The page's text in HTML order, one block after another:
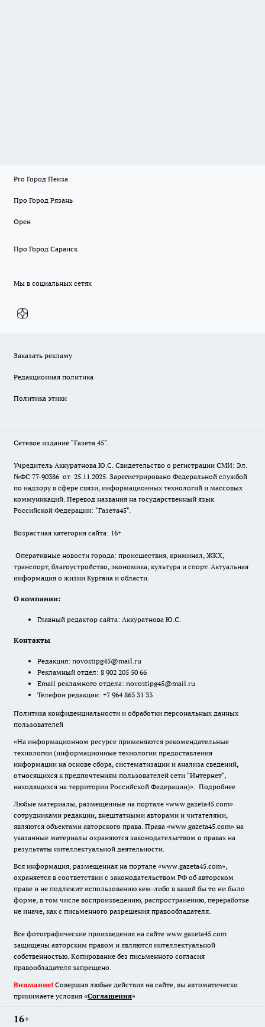
Pro Город Пенза
Про Город Рязань
Орен
Про Город Саранск
Мы в социальных сетях
Заказать рекламу
Редакционная политика
Политика этики
Сетевое издание "Газета 45".
Учредитель Аккуратнова Ю.С. Свидетельство о регистрации СМИ: Эл.
№ФС 77-90386 от 25.11.2025. Зарегистрировано Федеральной службой
по надзору в сфере связи, информационных технологий и массовых
коммуникаций. Перевод названия на государственный язык
Российской Федерации: "Газета45".
Возрастная категория сайта: 16+
Оперативные новости города: происшествия, криминал, ЖКХ,
транспорт, благоустройство, экономика, культура и спорт. Актуальная
информация о жизни Кургана и области.
О компании:
Главный редактор сайта: Аккуратнова Ю.С.
Контакты
Редакция: novostipg45@mail.ru
Рекламный отдел: 8 902 205 50 66
Email рекламного отдела: novostipg45@mail.ru
Телефон редакции: +7 964 863 31 33
Политика конфиденциальности и обработки персональных данных
пользователей
«На информационном ресурсе применяются рекомендательные
технологии (информационные технологии предоставления
информации на основе сбора, систематизации и анализа сведений,
относящихся к предпочтениям пользователей сети "Интернет",
находящихся на территории Российской Федерации)». Подробнее
Любые материалы, размещенные на портале «www.gazeta45.com»
сотрудниками редакции, внештатными авторами и читателями,
являются объектами авторского права. Права «www.gazeta45.com» на
указанные материалы охраняются законодательством о правах на
результаты интеллектуальной деятельности.
Вся информация, размещенная на портале «www.gazeta45.com»,
охраняется в соответствии с законодательством РФ об авторском
праве и не подлежит использованию кем-либо в какой бы то ни было
форме, в том числе воспроизведению, распространению, переработке
не иначе, как с письменного разрешения правообладателя.
Все фотографические произведения на сайте www.gazeta45.com
защищены авторским правом и являются интеллектуальной
собственностью. Копирование без письменного согласия
правообладателя запрещено.
Внимание! Совершая любые действия на сайте, вы автоматически
принимаете условия «Cоглашения»
16+